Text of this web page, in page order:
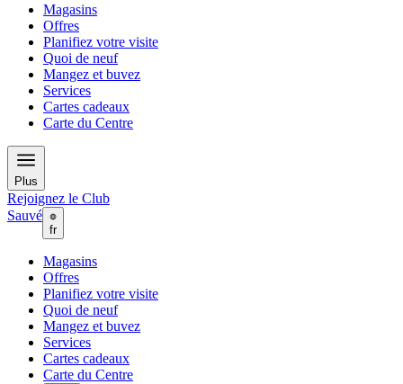
Magasins
Offres
Planifiez votre visite
Quoi de neuf
Mangez et buvez
Services
Cartes cadeaux
Carte du Centre
Plus
Rejoignez le Club
Sauvé
fr
Magasins
Offres
Planifiez votre visite
Quoi de neuf
Mangez et buvez
Services
Cartes cadeaux
Carte du Centre